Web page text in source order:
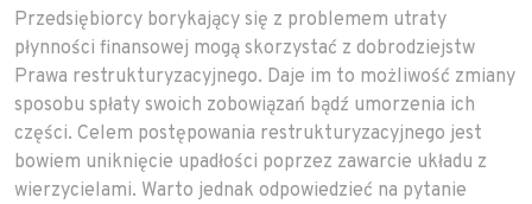
Przedsiębiorcy borykający się z problemem utraty
płynności finansowej mogą skorzystać z dobrodziejstw
Prawa restrukturyzacyjnego. Daje im to możliwość zmiany
sposobu spłaty swoich zobowiązań bądź umorzenia ich
części. Celem postępowania restrukturyzacyjnego jest
bowiem uniknięcie upadłości poprzez zawarcie układu z
wierzycielami. Warto jednak odpowiedzieć na pytanie